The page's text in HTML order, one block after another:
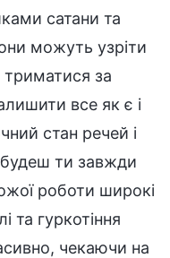
сатани та
можуть узріти
за
все як є і
стан речей і
будеш ти завжди
роботи широкі
та гуркотіння
чекаючи на